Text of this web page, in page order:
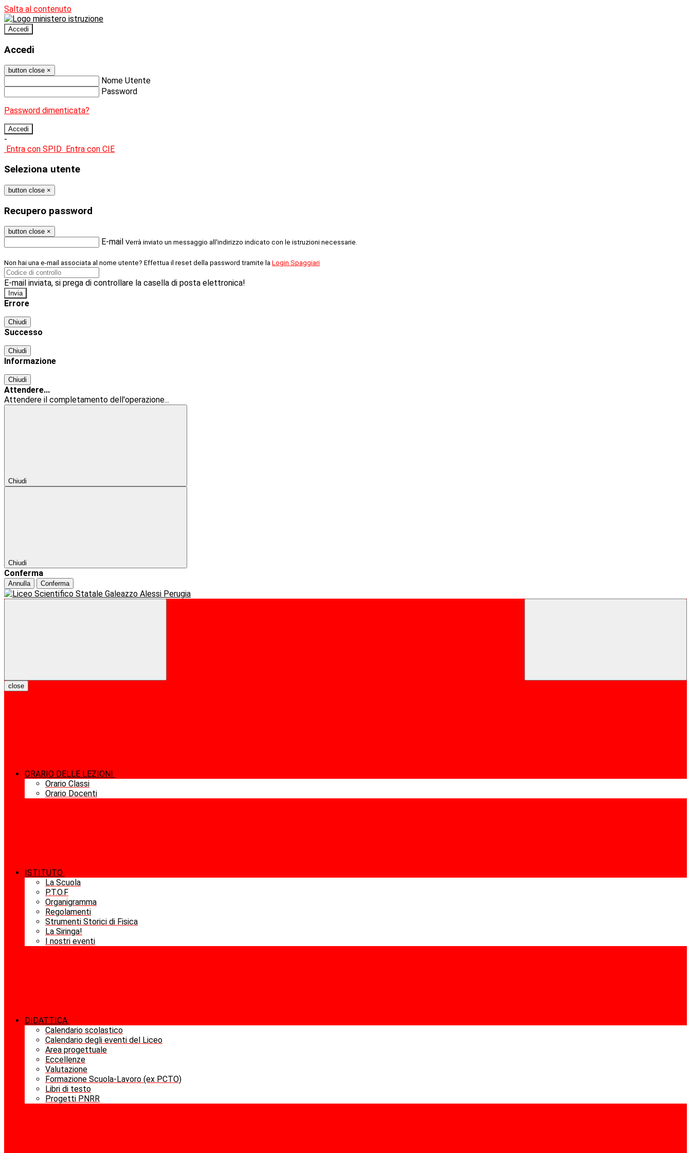
Salta al contenuto
Accedi
Accedi
button close ×
Nome Utente
Password
Password dimenticata?
-
Entra con SPID Entra con CIE
Seleziona utente
button close ×
Recupero password
button close ×
E-mail Verrà inviato un messaggio all'indirizzo indicato con le istruzioni necessarie.
Non hai una e-mail associata al nome utente? Effettua il reset della password tramite la Login Spaggiari
E-mail inviata, si prega di controllare la casella di posta elettronica!
Errore
Chiudi
Successo
Chiudi
Informazione
Chiudi
Attendere...
Attendere il completamento dell'operazione...
Chiudi
Chiudi
Conferma
Annulla Conferma
close
ORARIO DELLE LEZIONI
Orario Classi
Orario Docenti
ISTITUTO
La Scuola
P.T.O.F
Organigramma
Regolamenti
Strumenti Storici di Fisica
La Siringa!
I nostri eventi
DIDATTICA
Calendario scolastico
Calendario degli eventi del Liceo
Area progettuale
Eccellenze
Valutazione
Formazione Scuola-Lavoro (ex PCTO)
Libri di testo
Progetti PNRR